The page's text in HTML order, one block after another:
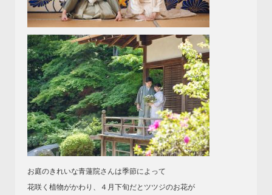
お庭のきれいな青蓮院さんは季節によって
花咲く植物がかわり、４月下旬だとツツジのお花が